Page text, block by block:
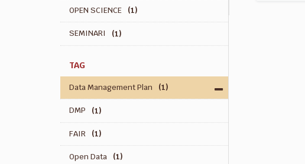
OPEN SCIENCE (1)
SEMINARI (1)
TAG
Data Management Plan (1)
DMP (1)
FAIR (1)
Open Data (1)